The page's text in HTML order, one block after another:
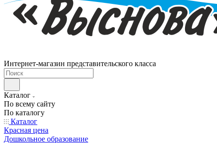
Интернет-магазин представительского класса
Каталог
По всему сайту
По каталогу
Каталог
Красная цена
Дошкольное образование